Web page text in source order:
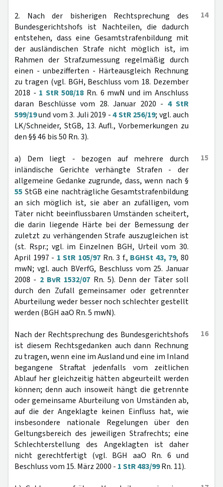
14
2. Nach der bisherigen Rechtsprechung des
Bundesgerichtshofs ist Nachteilen, die dadurch
entstehen, dass eine Gesamtstrafenbildung mit
der ausländischen Strafe nicht möglich ist, im
Rahmen der Strafzumessung regelmäßig durch
einen - unbezifferten - Härteausgleich Rechnung
zu tragen (vgl. BGH, Beschluss vom 18. Dezember
2018 - 1 StR 508/18 Rn. 6 mwN und im Anschluss
daran Beschlüsse vom 28. Januar 2020 - 4 StR
599/19und vom 3. Juli 2019 -4 StR 256/19; vgl. auch
LK/Schneider, StGB, 13. Aufl., Vorbemerkungen zu
den §§ 46 bis 50 Rn. 3).
15
a) Dem liegt - bezogen auf mehrere durch
inländische Gerichte verhängte Strafen - der
allgemeine Gedanke zugrunde, dass, wenn nach §
55 StGB eine nachträgliche Gesamtstrafenbildung
an sich möglich ist, sie aber an zufälligen, vom
Täter nicht beeinflussbaren Umständen scheitert,
die darin liegende Härte bei der Bemessung der
zuletzt zu verhängenden Strafe auszugleichen ist
(st. Rspr.; vgl. im Einzelnen BGH, Urteil vom 30.
April 1997 - 1 StR 105/97Rn. 3 f., BGHSt 43, 79, 80
mwN; vgl. auch BVerfG, Beschluss vom 25. Januar
2008 - 2 BvR 1532/07 Rn. 5). Denn der Täter soll
durch den Zufall gemeinsamer oder getrennter
Aburteilung weder besser noch schlechter gestellt
werden (BGH aaO Rn. 5 mwN).
16
Nach der Rechtsprechung des Bundesgerichtshofs
ist diesem Rechtsgedanken auch dann Rechnung
zu tragen, wenn eine im Ausland und eine im Inland
begangene Straftat jedenfalls vom zeitlichen
Ablauf her gleichzeitig hätten abgeurteilt werden
können; denn auch insoweit hängt die getrennte
oder gemeinsame Aburteilung von Umständen ab,
auf die der Angeklagte keinen Einfluss hat, wie
insbesondere nationale Regelungen über den
Geltungsbereich des jeweiligen Strafrechts; eine
Schlechterstellung des Angeklagten ist daher
nicht gerechtfertigt (vgl. BGH aaO Rn. 6 und
Beschluss vom 15. März 2000 - 1 StR 483/99Rn. 11).